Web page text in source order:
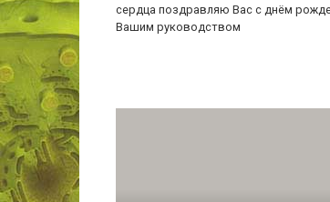
сердца поздравляю Вас с днём
Вашим руководством